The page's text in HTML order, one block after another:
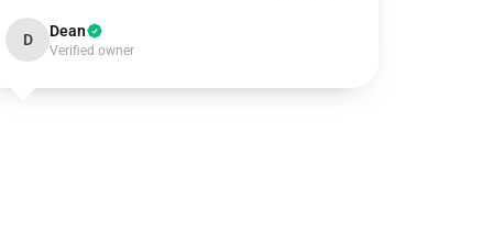
D Dean
Verified owner